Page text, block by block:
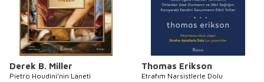
Derek B. Miller
Pietro Houdini’nin Laneti
Thomas Erikson
Etrafım Narsistlerle Dolu